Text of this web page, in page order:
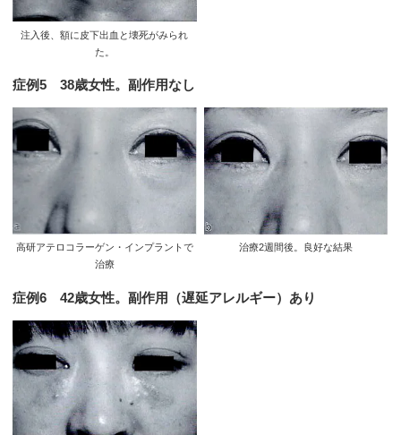
注入後、額に皮下出血と壊死がみられ
た。
症例5 38歳女性。副作用なし
高研アテロコラーゲン・インプラントで
治療
治療2週間後。良好な結果
症例6 42歳女性。副作用（遅延アレルギー）あり